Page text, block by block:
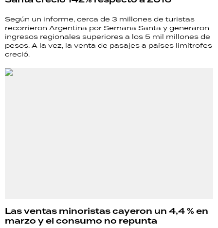
Según un informe, cerca de 3 millones de turistas
recorrieron Argentina por Semana Santa y generaron
ingresos regionales superiores a los 5 mil millones de
pesos. A la vez, la venta de pasajes a países limítrofes
creció.
Las ventas minoristas cayeron un 4,4 % en
marzo y el consumo no repunta